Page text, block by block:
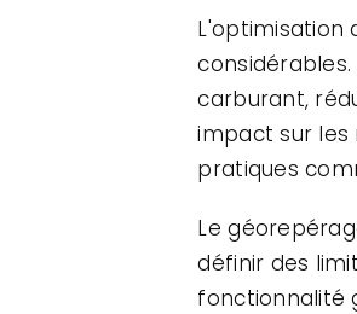
L'optimisation
carburant,
impact sur les
pratiques
Le
définir des
fonctionnalité